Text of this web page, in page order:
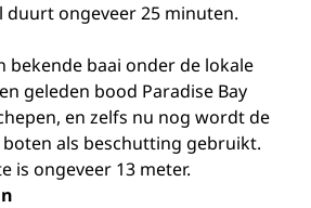
duurt ongeveer 25 minuten.
bekende baai onder de lokale
geleden bood Paradise Bay
en zelfs nu nog wordt de
als beschutting gebruikt.
is ongeveer 13 meter.